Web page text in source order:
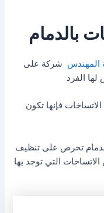
بالدمام
المهندس شركة على
الفرد
فإنها تكون
تحرص على تنظيف
التي توجد بها